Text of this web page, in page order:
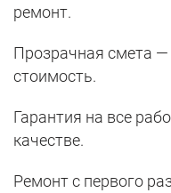
ремонт.
Прозрачная смета —
стоимость.
Гарантия на все
качестве.
Ремонт с первого